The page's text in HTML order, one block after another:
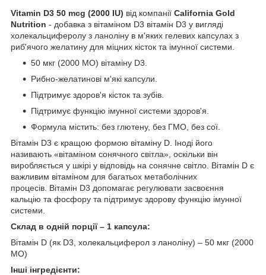
Vitamin D3 50 mcg (2000 IU) від компанії California Gold
Nutrition - добавка з вітаміном D3 вітамін D3 у вигляді
холекальциферолу з ланоліну в м'яких гелевих капсулах з
риб'ячого желатину для міцних кісток та імунної системи.
50 мкг (2000 МО) вітаміну D3.
Рибно-желатинові м'які капсули.
Підтримує здоров'я кісток та зубів.
Підтримує функцію імунної системи здоров'я.
Формула містить: без глютену, без ГМО, без сої.
Вітамін D3 є кращою формою вітаміну D. Іноді його
називають «вітаміном сонячного світла», оскільки він
виробляється у шкірі у відповідь на сонячне світло. Вітамін D є
важливим вітаміном для багатьох метаболічних
процесів. Вітамін D3 допомагає регулювати засвоєння
кальцію та фосфору та підтримує здорову функцію імунної
системи.
Склад в одній порції – 1 капсула:
Вітамін D (як D3, холекальциферол з ланоліну) – 50 мкг (2000
МО)
Інші інгредієнти: